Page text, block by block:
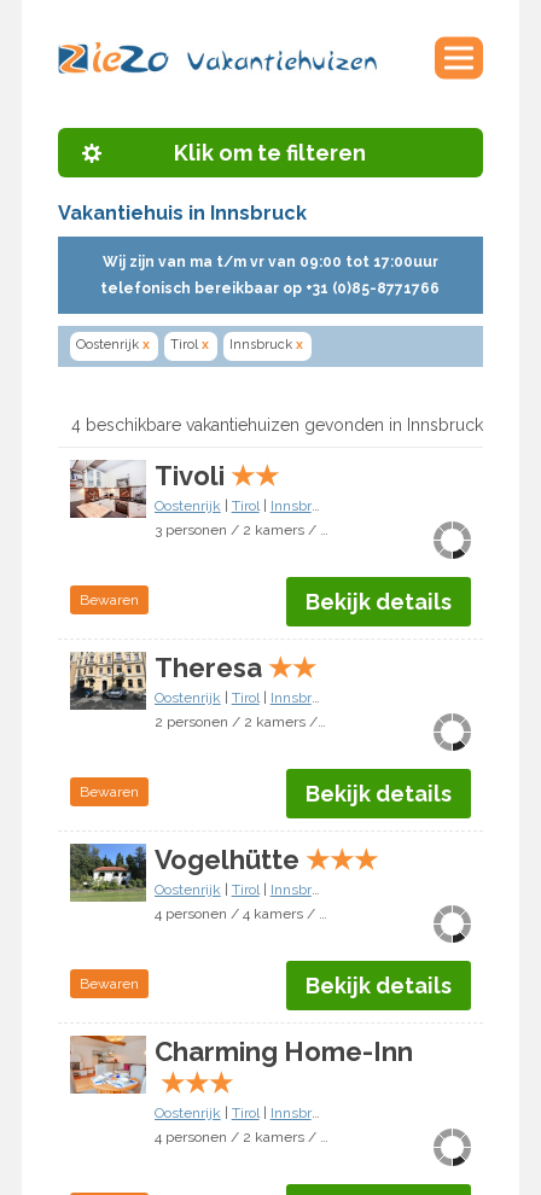
Klik om te filteren
Vakantiehuis in Innsbruck
Wij zijn van ma t/m vr van 09:00 tot 17:00uur
telefonisch bereikbaar op +31 (0)85-8771766
Oostenrijk x Tirol x Innsbruck x
4 beschikbare vakantiehuizen gevonden in Innsbruck
Tivoli ★★
Oostenrijk Tirol| Innsbruck
3 personen / 2 kamers / 1 slaapkamer
Bewaren Bekijk details
Theresa ★★
Oostenrijk Tirol| Innsbruck
2 personen / 2 kamers / 1 slaapkamer
Bewaren Bekijk details
Vogelhütte ★★★
Oostenrijk Tirol| Innsbruck
4 personen / 4 kamers / 3 slaapkamers
Bewaren Bekijk details
Charming Home-Inn
★★★
Oostenrijk Tirol| Innsbruck
4 personen / 2 kamers / 1 slaapkamer